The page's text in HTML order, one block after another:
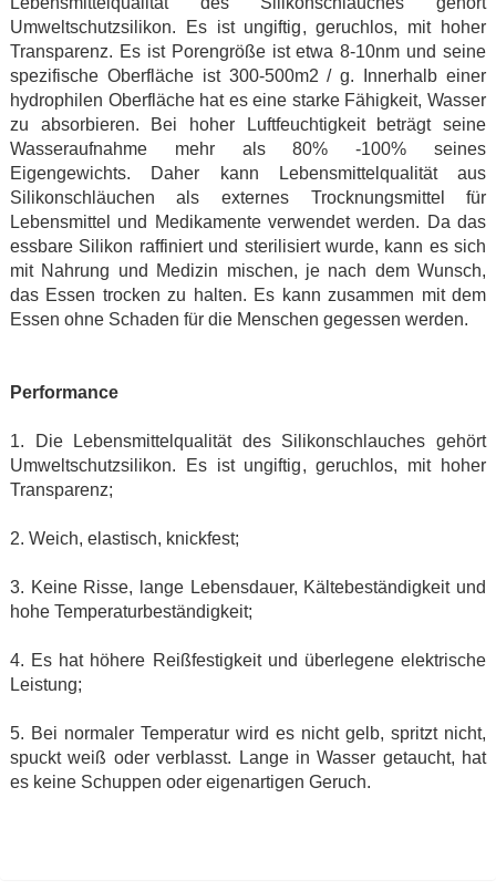
Umweltschutzsilikon. Es ist ungiftig, geruchlos, mit hoher
Transparenz. Es ist Porengröße ist etwa 8-10nm und seine
spezifische Oberfläche ist 300-500m2 / g. Innerhalb einer
hydrophilen Oberfläche hat es eine starke Fähigkeit, Wasser
zu absorbieren. Bei hoher Luftfeuchtigkeit beträgt seine
Wasseraufnahme mehr als 80% -100% seines
Eigengewichts. Daher kann Lebensmittelqualität aus
Silikonschläuchen als externes Trocknungsmittel für
Lebensmittel und Medikamente verwendet werden. Da das
essbare Silikon raffiniert und sterilisiert wurde, kann es sich
mit Nahrung und Medizin mischen, je nach dem Wunsch,
das Essen trocken zu halten. Es kann zusammen mit dem
Essen ohne Schaden für die Menschen gegessen werden.
Performance
1. Die Lebensmittelqualität des Silikonschlauches gehört
Umweltschutzsilikon. Es ist ungiftig, geruchlos, mit hoher
Transparenz;
2. Weich, elastisch, knickfest;
3. Keine Risse, lange Lebensdauer, Kältebeständigkeit und
hohe Temperaturbeständigkeit;
4. Es hat höhere Reißfestigkeit und überlegene elektrische
Leistung;
5. Bei normaler Temperatur wird es nicht gelb, spritzt nicht,
spuckt weiß oder verblasst. Lange in Wasser getaucht, hat
es keine Schuppen oder eigenartigen Geruch.